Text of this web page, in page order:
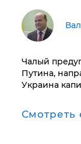
Чалый
Путина,
Украина
Смотреть